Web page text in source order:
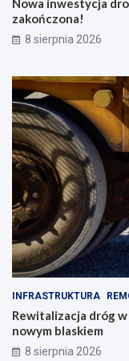
Nowa inwestycja
zakończona!
8 sierpnia 2026
INFRASTRUKTURA
Rewitalizacja dróg
nowym blaskiem
8 sierpnia 2026